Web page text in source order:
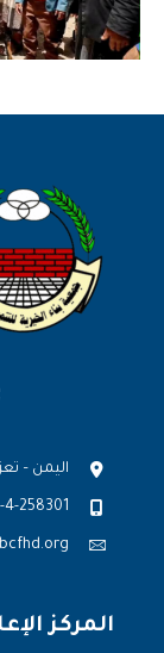
اليمن –
4-258301
المركز